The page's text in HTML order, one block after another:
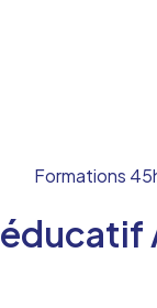
Formations